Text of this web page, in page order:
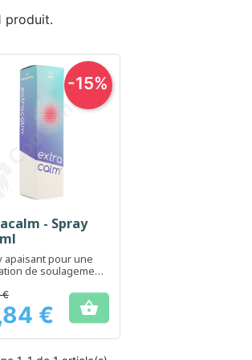
produit.
Aperçu rapide
- Spray
apaisant pour une
de soulagement
€
€ 
-15%